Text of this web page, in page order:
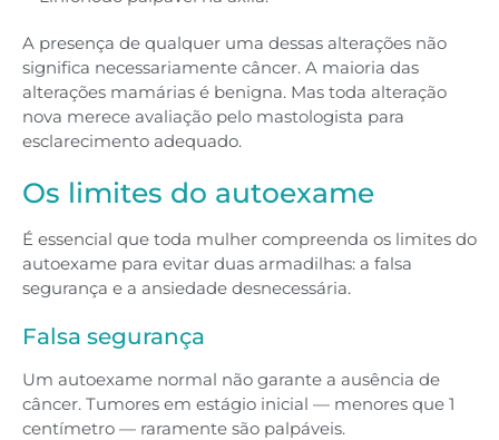
A presença de qualquer uma dessas alterações não
significa necessariamente câncer. A maioria das
alterações mamárias é benigna. Mas toda alteração
nova merece avaliação pelo mastologista para
esclarecimento adequado.
Os limites do autoexame
É essencial que toda mulher compreenda os limites do
autoexame para evitar duas armadilhas: a falsa
segurança e a ansiedade desnecessária.
Falsa segurança
Um autoexame normal não garante a ausência de
câncer. Tumores em estágio inicial — menores que 1
centímetro — raramente são palpáveis.